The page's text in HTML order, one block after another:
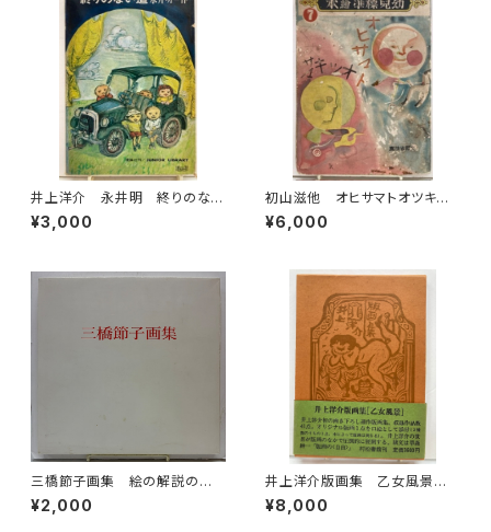
井上洋介 永井明 終りのない
道 1969年 初版 函 理論
社
¥3,000
初山滋他 オヒサマトオツキサ
マ 幼児標準繪本７ 昭和15年
初版の16年47刷（1941） 編輯
¥6,000
三橋節子画集 絵の解説の鈴
木靖将による手書きの識語 19
92年 どくだみ会
¥2,000
井上洋介版画集 乙女風景
オリジナル版画１点付 1978
年 初版 函 村松書館
¥8,000